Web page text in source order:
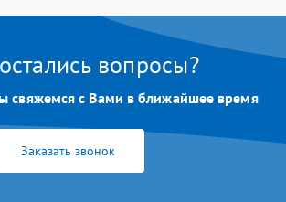
1 год
вопросы?
свяжемся с Вами в ближайшее время
Заказать звонок